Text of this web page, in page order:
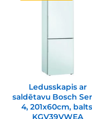
Ledusskapis ar
saldētavu Bosch
4, 201x60cm,
KGV39VWEA